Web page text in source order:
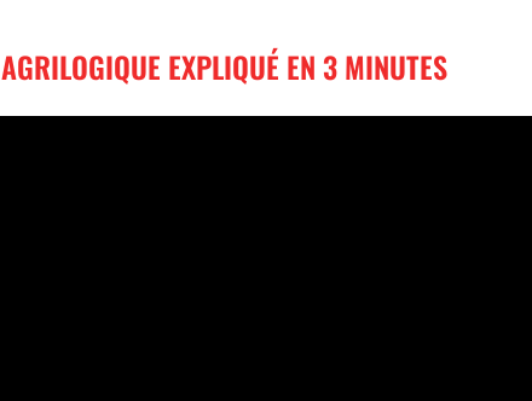
AGRILOGIQUE EXPLIQUÉ EN 3 MINUTES